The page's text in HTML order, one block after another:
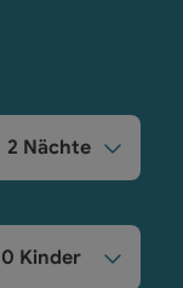
2 Nächte
0 Kinder